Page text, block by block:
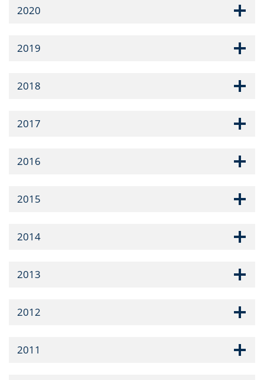
2020
2019
2018
2017
2016
2015
2014
2013
2012
2011